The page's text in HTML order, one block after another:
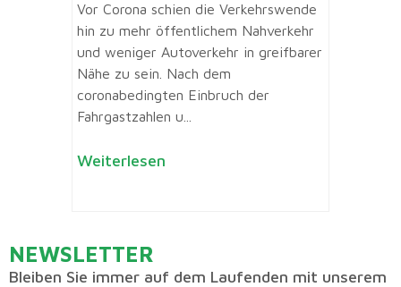
Vor Corona schien die Verkehrswende
hin zu mehr öffentlichem Nahverkehr
und weniger Autoverkehr in greifbarer
Nähe zu sein. Nach dem
coronabedingten Einbruch der
Fahrgastzahlen u...
Weiterlesen
NEWSLETTER
Bleiben Sie immer auf dem Laufenden mit unserem